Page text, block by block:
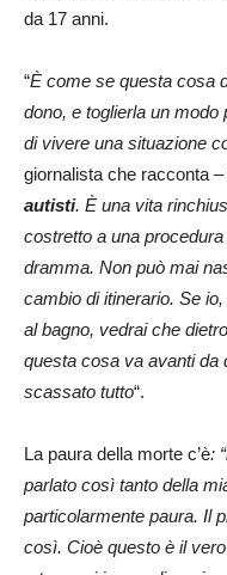
da 17 anni.
“È come se questa cosa
dono, e toglierla un
di vivere una situazione
giornalista che racconta –
autisti. È una vita
costretto a una
dramma. Non può mai
cambio di itinerario. Se
al bagno, vedrai che
questa cosa va avanti da
scassato tutto“.
La paura della morte c’è:
parlato così tanto della
particolarmente paura. Il
così. Cioè questo è il